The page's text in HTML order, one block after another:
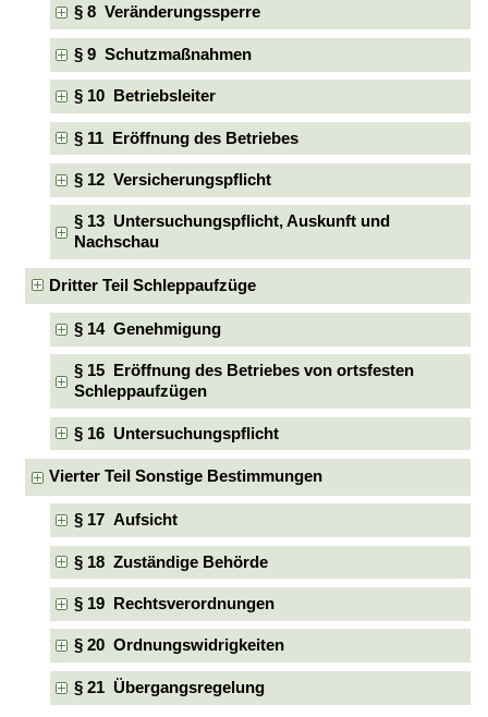
§ 8 Veränderungssperre
§ 9 Schutzmaßnahmen
§ 10 Betriebsleiter
§ 11 Eröffnung des Betriebes
§ 12 Versicherungspflicht
§ 13 Untersuchungspflicht, Auskunft und
Nachschau
Dritter Teil Schleppaufzüge
§ 14 Genehmigung
§ 15 Eröffnung des Betriebes von ortsfesten
Schleppaufzügen
§ 16 Untersuchungspflicht
Vierter Teil Sonstige Bestimmungen
§ 17 Aufsicht
§ 18 Zuständige Behörde
§ 19 Rechtsverordnungen
§ 20 Ordnungswidrigkeiten
§ 21 Übergangsregelung